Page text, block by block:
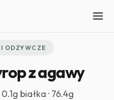
ODŻYWCZE
z agawy
białka · 76.4g